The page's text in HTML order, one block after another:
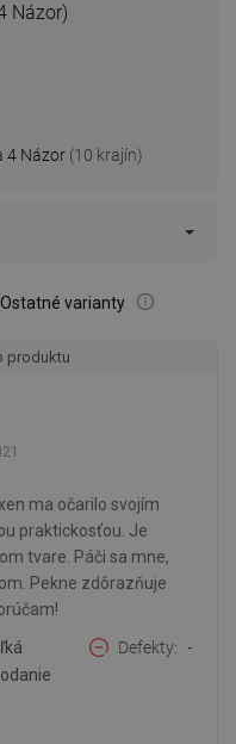
Názor)
4 Názor (10 krajín)
Ostatné varianty
produktu
ma očarilo svojím
praktickosťou. Je
tvare. Páči sa mne,
Pekne zdôrazňuje
Defekty -